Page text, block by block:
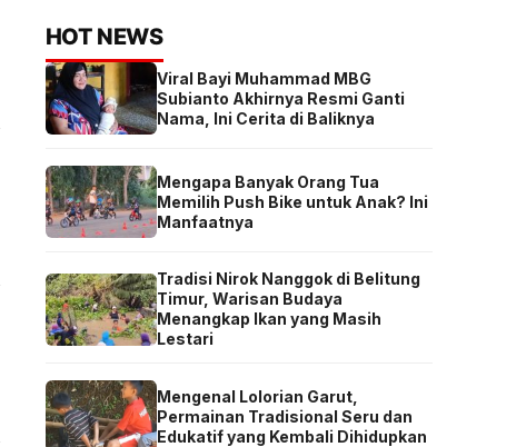
HOT NEWS
Viral Bayi Muhammad MBG
Subianto Akhirnya Resmi Ganti
Nama, Ini Cerita di Baliknya
Mengapa Banyak Orang Tua
Memilih Push Bike untuk Anak? Ini
Manfaatnya
Tradisi Nirok Nanggok di Belitung
Timur, Warisan Budaya
Menangkap Ikan yang Masih
Lestari
Mengenal Lolorian Garut,
Permainan Tradisional Seru dan
Edukatif yang Kembali Dihidupkan